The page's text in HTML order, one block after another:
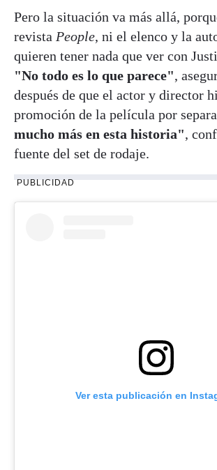
Pero la situación va más allá,
revista People, ni el elenco y la
quieren tener nada que ver con
"No todo es lo que parece",
después de que el actor y director
promoción de la película por
mucho más en esta historia",
fuente del set de rodaje.
PUBLICIDAD
Ver esta publicación en